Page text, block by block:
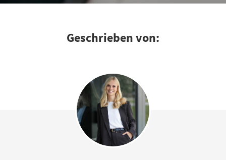
Geschrieben von: